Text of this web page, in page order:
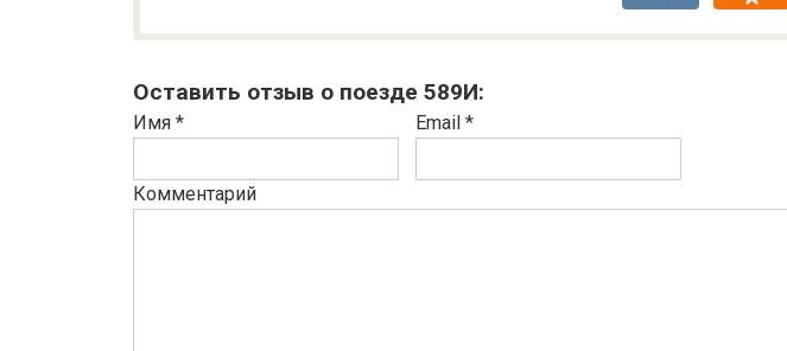
Оставить отзыв о поезде 589И:
Имя * Email *
Комментарий